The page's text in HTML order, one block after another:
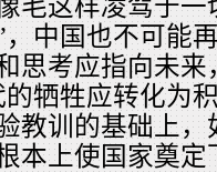
毛这样凌驾于
，中国也不可能
思考应指向未
的牺牲应转化为
教训的基础上
本上使国家奠